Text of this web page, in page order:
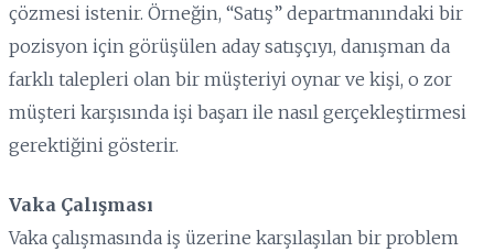
çözmesi istenir. Örneğin, “Satış” departmanındaki bir
pozisyon için görüşülen aday satışçıyı, danışman da
farklı talepleri olan bir müşteriyi oynar ve kişi, o zor
müşteri karşısında işi başarı ile nasıl gerçekleştirmesi
gerektiğini gösterir.
Vaka Çalışması
Vaka çalışmasında iş üzerine karşılaşılan bir problem